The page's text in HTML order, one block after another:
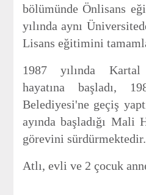
bölümünde Önlisans
yılında aynı
Lisans eğitimini
1987 yılında
hayatına başladı,
Belediyesi'ne geçiş
ayında başladığı Mali
görevini sürdürmektedir.
Atlı, evli ve 2 çocuk